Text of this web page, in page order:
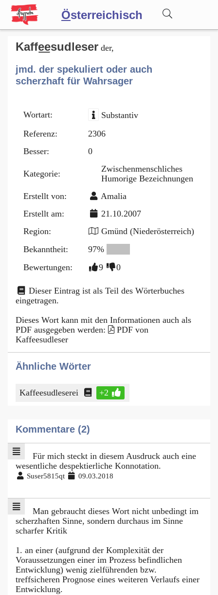
Österreichisch
Wörterbuch
Forum
Kaffe͟esudleser der,
jmd. der spekuliert oder auch
scherzhaft für Wahrsager
Wortart:
Substantiv
Referenz:
2306
Besser:
0
Kategorie:
Zwischenmenschliches
Humorige Bezeichnungen
Erstellt von:
Amalia
Erstellt am:
21.10.2007
Region:
Gmünd (Niederösterreich)
Bekanntheit:
97%
Bewertungen:
9 0
Dieser Eintrag ist als Teil des Wörterbuches
eingetragen.
Dieses Wort kann mit den Informationen auch als
PDF ausgegeben werden:
PDF von
Kaffeesudleser
Ähnliche Wörter
Kaffeesudleserei +2
Kommentare (2)
Für mich steckt in diesem Ausdruck auch eine
wesentliche despektierliche Konnotation.
Suser5815qt 09.03.2018
Man gebraucht dieses Wort nicht unbedingt im
scherzhaften Sinne, sondern durchaus im Sinne
scharfer Kritik
1. an einer (aufgrund der Komplexität der
Voraussetzungen einer im Prozess befindlichen
Entwicklung) wenig zielführenden bzw.
treffsicheren Prognose eines weiteren Verlaufs einer
Entwicklung.